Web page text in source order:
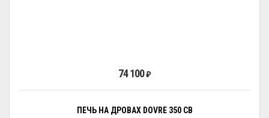
74 100₽
ПЕЧЬ НА ДРОВАХ DOVRE 350 CB